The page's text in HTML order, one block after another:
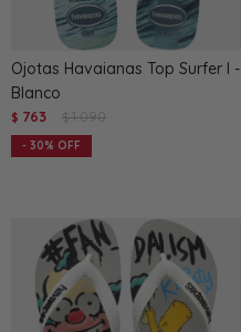
Ojotas Havaianas Top Surfer I -
Blanco
$ 763 $ 1.090
30